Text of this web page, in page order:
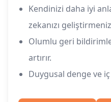
Kendinizi daha iyi
zekanızı
Olumlu geri
artırır.
Duygusal denge ve